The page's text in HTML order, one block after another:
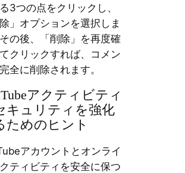
3つの点をクリックし、
除」オプションを選択しま
の後、「削除」を再度確
クリックすれば、コメン
全に削除されます。
アクティビティ
キュリティを強化
ためのヒント
アカウントとオンライ
ティビティを安全に保つ